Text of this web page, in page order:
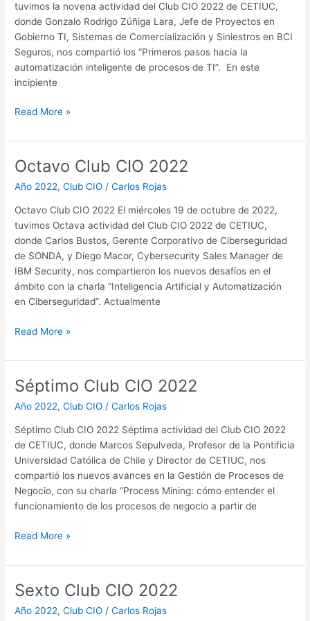
tuvimos la novena actividad del Club CIO 2022 de CETIUC,
donde Gonzalo Rodrigo Zúñiga Lara, Jefe de Proyectos en
Gobierno TI, Sistemas de Comercialización y Siniestros en BCI
Seguros, nos compartió los “Primeros pasos hacia la
automatización inteligente de procesos de TI”. En este
incipiente
Read More »
Octavo Club CIO 2022
Año 2022,Club CIO /Carlos Rojas
Octavo Club CIO 2022 El miércoles 19 de octubre de 2022,
tuvimos Octava actividad del Club CIO 2022 de CETIUC,
donde Carlos Bustos, Gerente Corporativo de Ciberseguridad
de SONDA, y Diego Macor, Cybersecurity Sales Manager de
IBM Security, nos compartieron los nuevos desafíos en el
ámbito con la charla “Inteligencia Artificial y Automatización
en Ciberseguridad”. Actualmente
Octavo
CIO
2022
Read More »
Séptimo Club CIO 2022
Año 2022,Club CIO /Carlos Rojas
Séptimo Club CIO 2022 Séptima actividad del Club CIO 2022
de CETIUC, donde Marcos Sepulveda, Profesor de la Pontificia
Universidad Católica de Chile y Director de CETIUC, nos
compartió los nuevos avances en la Gestión de Procesos de
Negocio, con su charla “Process Mining: cómo entender el
funcionamiento de los procesos de negocio a partir de
Séptimo
CIO
2022
Read More »
Sexto Club CIO 2022
Año 2022,Club CIO /Carlos Rojas
Sexto
CIO